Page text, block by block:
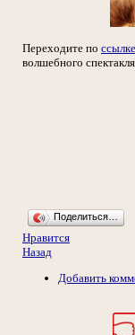
Переходите по ссылке
волшебного
Поделиться…
Нравится
Назад
Добавить